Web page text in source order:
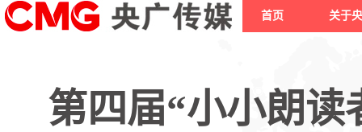
首页 关于
第四届“小小朗